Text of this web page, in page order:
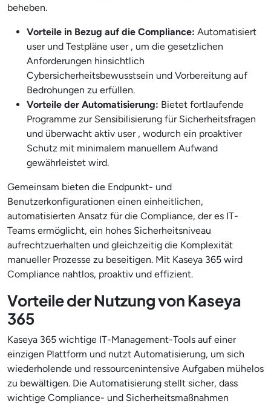
beheben.
Vorteile in Bezug auf die Compliance: Automatisiert
user und Testpläne user , um die gesetzlichen
Anforderungen hinsichtlich
Cybersicherheitsbewusstsein und Vorbereitung auf
Bedrohungen zu erfüllen.
Vorteile der Automatisierung: Bietet fortlaufende
Programme zur Sensibilisierung für Sicherheitsfragen
und überwacht aktiv user , wodurch ein proaktiver
Schutz mit minimalem manuellem Aufwand
gewährleistet wird.
Gemeinsam bieten die Endpunkt- und
Benutzerkonfigurationen einen einheitlichen,
automatisierten Ansatz für die Compliance, der es IT-
Teams ermöglicht, ein hohes Sicherheitsniveau
aufrechtzuerhalten und gleichzeitig die Komplexität
manueller Prozesse zu beseitigen. Mit Kaseya 365 wird
Compliance nahtlos, proaktiv und effizient.
Vorteile der Nutzung von Kaseya
365
Kaseya 365 wichtige IT-Management-Tools auf einer
einzigen Plattform und nutzt Automatisierung, um sich
wiederholende und ressourcenintensive Aufgaben mühelos
zu bewältigen. Die Automatisierung stellt sicher, dass
wichtige Compliance- und Sicherheitsmaßnahmen